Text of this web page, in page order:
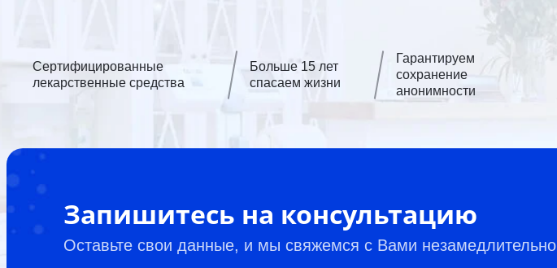
Сертифицированные
лекарственные средства
Больше 15 лет
спасаем жизни
Гарантируем
сохранение
анонимности
Запишитесь на консультацию
Оставьте свои данные, и мы свяжемся с Вами незамедлительно